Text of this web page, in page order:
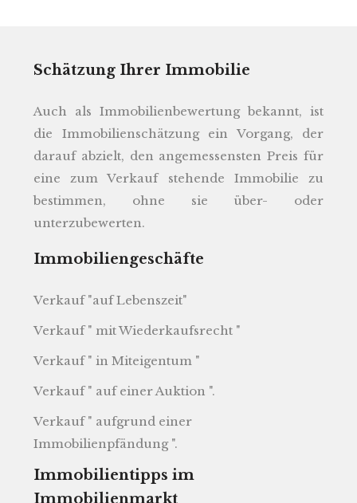
Schätzung Ihrer Immobilie
Auch als Immobilienbewertung bekannt, ist
die Immobilienschätzung ein Vorgang, der
darauf abzielt, den angemessensten Preis für
eine zum Verkauf stehende Immobilie zu
bestimmen, ohne sie über- oder
unterzubewerten.
Immobiliengeschäfte
Verkauf "auf Lebenszeit"
Verkauf " mit Wiederkaufsrecht "
Verkauf " in Miteigentum "
Verkauf " auf einer Auktion ".
Verkauf " aufgrund einer
Immobilienpfändung ".
Immobilientipps im
Immobilienmarkt